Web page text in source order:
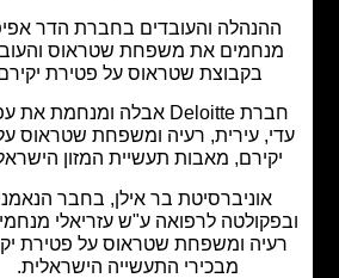
והעובדים בחברת הדר אפיפית
את משפחת שטראוס והעובדים
בקבוצת שטראוס על פטירת יקירם.
חברת Deloitte אבלה ומנחמת את עפרה,
עירית, רעיה ומשפחת שטראוס על מות
מאבות תעשיית המזון הישראלית.
אוניברסיטת בר אילן, בחבר הנאמנים
לרפואה ע"ש עזריאלי מנחמים את
ומשפחת שטראוס על פטירת יקירם,
מבכירי התעשייה הישראלית.